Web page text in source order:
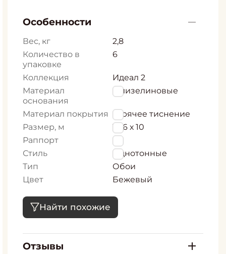
Особенности
Вес, кг
2,8
Количество в
упаковке
6
Коллекция
Идеал 2
Материал
основания
Флизелиновые
Материал покрытия горячее тиснение
Размер, м
1,06 х 10
Раппорт
0
Стиль
Однотонные
Тип
Обои
Цвет
Бежевый
Найти похожие
Отзывы